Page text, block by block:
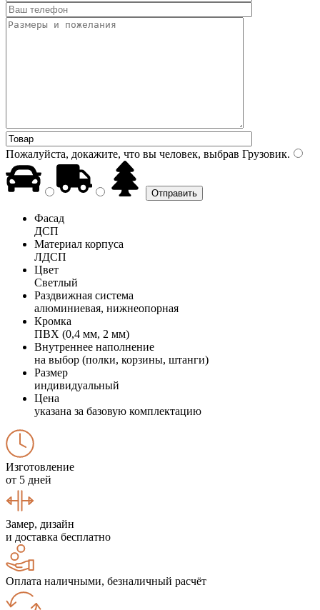
Пожалуйста, докажите, что вы человек, выбрав Грузовик.
Фасад
ДСП
Материал корпуса
ЛДСП
Цвет
Светлый
Раздвижная система
алюминиевая, нижнеопорная
Кромка
ПВХ (0,4 мм, 2 мм)
Внутреннее наполнение
на выбор (полки, корзины, штанги)
Размер
индивидуальный
Цена
указана за базовую комплектацию
Изготовление
от 5 дней
Замер, дизайн
и доставка бесплатно
Оплата наличными, безналичный расчёт